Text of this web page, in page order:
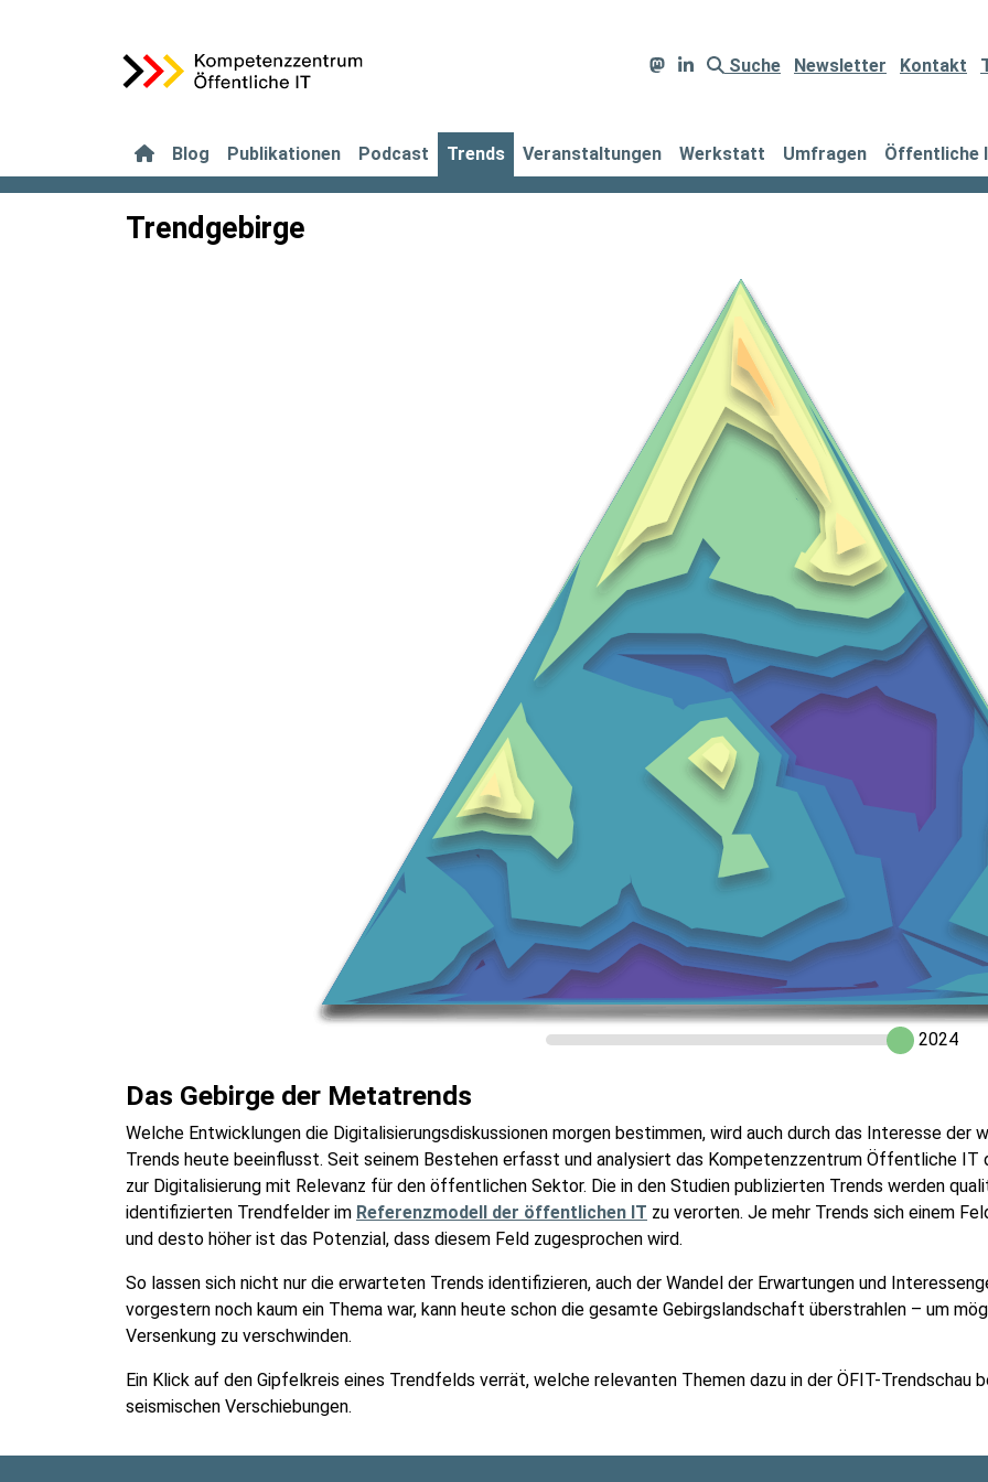
Suche Newsletter Kontakt
Blog Publikationen Podcast Trends Veranstaltungen Werkstatt Umfragen Öffentliche
Trendgebirge
2024
Das Gebirge der Metatrends
Welche Entwicklungen die Digitalisierungsdiskussionen morgen bestimmen, wird auch durch das Interesse der
Trends heute beeinflusst. Seit seinem Bestehen erfasst und analysiert das Kompetenzzentrum Öffentliche
zur Digitalisierung mit Relevanz für den öffentlichen Sektor. Die in den Studien publizierten Trends werden
identifizierten Trendfelder im Referenzmodell der öffentlichen IT zu verorten. Je mehr Trends sich einem
und desto höher ist das Potenzial, dass diesem Feld zugesprochen wird.
So lassen sich nicht nur die erwarteten Trends identifizieren, auch der Wandel der Erwartungen und
vorgestern noch kaum ein Thema war, kann heute schon die gesamte Gebirgslandschaft überstrahlen – um
Versenkung zu verschwinden.
Ein Klick auf den Gipfelkreis eines Trendfelds verrät, welche relevanten Themen dazu in der ÖFIT-Trendschau
seismischen Verschiebungen.